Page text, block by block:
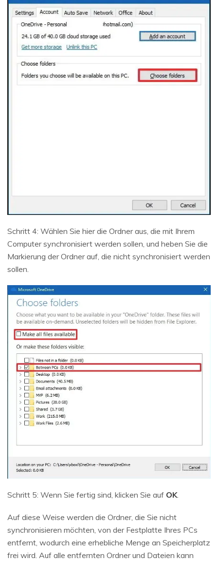
Schritt 4: Wählen Sie hier die Ordner aus, die mit Ihrem
Computer synchronisiert werden sollen, und heben Sie die
Markierung der Ordner auf, die nicht synchronisiert werden
sollen.
Schritt 5: Wenn Sie fertig sind, klicken Sie auf OK.
Auf diese Weise werden die Ordner, die Sie nicht
synchronisieren möchten, von der Festplatte Ihres PCs
entfernt, wodurch eine erhebliche Menge an Speicherplatz
frei wird. Auf alle entfernten Ordner und Dateien kann